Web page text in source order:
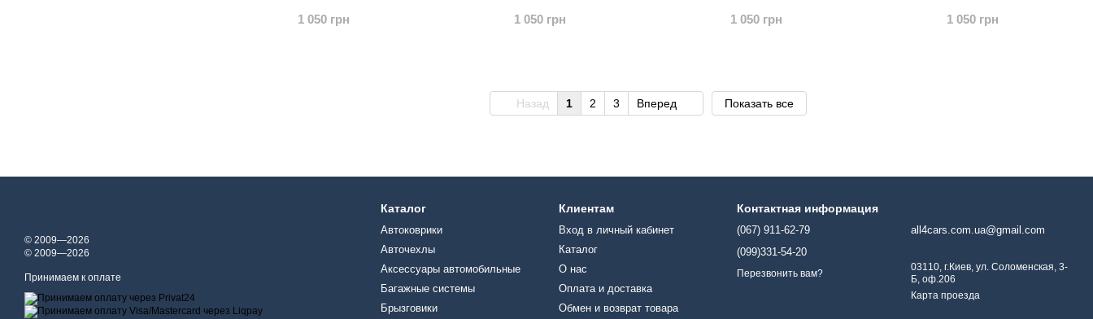
1 050 грн
1 050 грн
1 050 грн
1 050 грн
Назад 1 2 3 Вперед Показать все
© 2009—2026
© 2009—2026
Принимаем к оплате
Каталог
Автоковрики
Авточехлы
Аксессуары автомобильные
Багажные системы
Брызговики
Клиентам
Вход в личный кабинет
Каталог
О нас
Оплата и доставка
Обмен и возврат товара
Контактная информация
(067) 911-62-79
(099)331-54-20
Перезвонить вам?
all4cars.com.ua@gmail.com
03110, г.Киев, ул. Соломенская, 3-
Б, оф.206
Карта проезда